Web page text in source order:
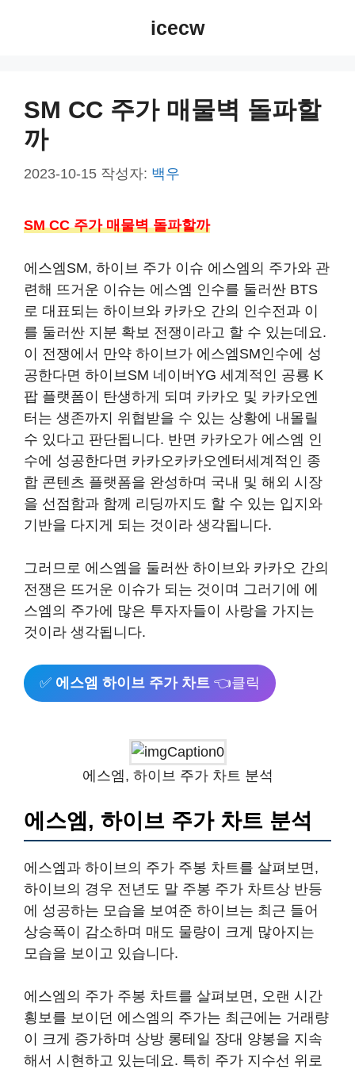
icecw
SM CC 주가 매물벽 돌파할
까
2023-10-15 작성자: 백우
SM CC 주가 매물벽 돌파할까
에스엠SM, 하이브 주가 이슈 에스엠의 주가와 관
련해 뜨거운 이슈는 에스엠 인수를 둘러싼 BTS
로 대표되는 하이브와 카카오 간의 인수전과 이
를 둘러싼 지분 확보 전쟁이라고 할 수 있는데요.
이 전쟁에서 만약 하이브가 에스엠SM인수에 성
공한다면 하이브SM 네이버YG 세계적인 공룡 K
팝 플랫폼이 탄생하게 되며 카카오 및 카카오엔
터는 생존까지 위협받을 수 있는 상황에 내몰릴
수 있다고 판단됩니다. 반면 카카오가 에스엠 인
수에 성공한다면 카카오카카오엔터세계적인 종
합 콘텐츠 플랫폼을 완성하며 국내 및 해외 시장
을 선점함과 함께 리딩까지도 할 수 있는 입지와
기반을 다지게 되는 것이라 생각됩니다.
그러므로 에스엠을 둘러싼 하이브와 카카오 간의
전쟁은 뜨거운 이슈가 되는 것이며 그러기에 에
스엠의 주가에 많은 투자자들이 사랑을 가지는
것이라 생각됩니다.
✅ 에스엠 하이브 주가 차트 👈클릭
에스엠, 하이브 주가 차트 분석
에스엠, 하이브 주가 차트 분석
에스엠과 하이브의 주가 주봉 차트를 살펴보면,
하이브의 경우 전년도 말 주봉 주가 차트상 반등
에 성공하는 모습을 보여준 하이브는 최근 들어
상승폭이 감소하며 매도 물량이 크게 많아지는
모습을 보이고 있습니다.
에스엠의 주가 주봉 차트를 살펴보면, 오랜 시간
횡보를 보이던 에스엠의 주가는 최근에는 거래량
이 크게 증가하며 상방 롱테일 장대 양봉을 지속
해서 시현하고 있는데요. 특히 주가 지수선 위로